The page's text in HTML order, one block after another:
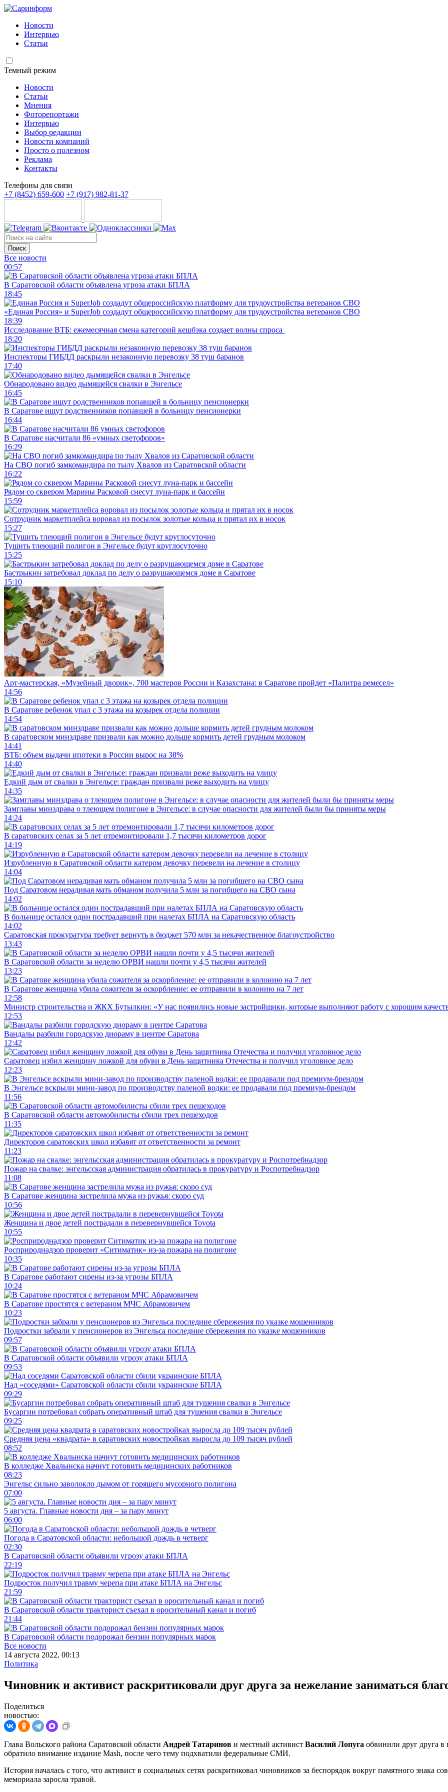
Новости
Интервью
Статьи
Темный режим
Новости
Статьи
Мнения
Фоторепортажи
Интервью
Выбор редакции
Новости компаний
Просто о полезном
Реклама
Контакты
Телефоны для связи
+7 (8452) 659-600 +7 (917) 982-81-37
Поиск
Все новости
00:57
В Саратовской области объявлена угроза атаки БПЛА
18:45
«Единая Россия» и SuperJob создадут общероссийскую платформу для трудоустройства ветеранов СВО
18:39
Исследование ВТБ: ежемесячная смена категорий кешбэка создает волны спроса
18:20
Инспекторы ГИБДД раскрыли незаконную перевозку 38 туш баранов
17:40
Обнародовано видео дымящейся свалки в Энгельсе
16:45
В Саратове ищут родственников попавшей в больницу пенсионерки
16:44
В Саратове насчитали 86 «умных светофоров»
16:29
На СВО погиб замкомандира по тылу Хвалов из Саратовской области
16:22
Рядом со сквером Марины Расковой снесут луна-парк и бассейн
15:59
Сотрудник маркетплейса воровал из посылок золотые кольца и прятал их в носок
15:27
Тушить тлеющий полигон в Энгельсе будут круглосуточно
15:25
Бастрыкин затребовал доклад по делу о разрушающемся доме в Саратове
15:10
Арт-мастерская, «Музейный дворик», 700 мастеров России и Казахстана: в Саратове пройдет «Палитра ремесел»
14:56
В Саратове ребенок упал с 3 этажа на козырек отдела полиции
14:54
В саратовском минздраве призвали как можно дольше кормить детей грудным молоком
14:41
ВТБ: объем выдачи ипотеки в России вырос на 38%
14:40
Едкий дым от свалки в Энгельсе: граждан призвали реже выходить на улицу
14:35
Замглавы минздрава о тлеющем полигоне в Энгельсе: в случае опасности для жителей были бы приняты меры
14:24
В саратовских селах за 5 лет отремонтировали 1,7 тысячи километров дорог
14:19
Изрубленную в Саратовской области катером девочку перевели на лечение в столицу
14:04
Под Саратовом нерадивая мать обманом получила 5 млн за погибшего на СВО сына
14:02
В больнице остался один пострадавший при налетах БПЛА на Саратовскую область
14:02
Саратовская прокуратура требует вернуть в бюджет 570 млн за некачественное благоустройство
13:43
В Саратовской области за неделю ОРВИ нашли почти у 4,5 тысячи жителей
13:23
В Саратове женщина убила сожителя за оскорбление: ее отправили в колонию на 7 лет
12:58
Министр строительства и ЖКХ Бутылкин: «У нас появились новые застройщики, которые выполняют работу с хорошим
12:53
Вандалы разбили городскую диораму в центре Саратова
12:42
Саратовец избил женщину ложкой для обуви в День защитника Отечества и получил уголовное дело
12:23
В Энгельсе вскрыли мини-завод по производству паленой водки: ее продавали под премиум-брендом
11:56
В Саратовской области автомобилисты сбили трех пешеходов
11:35
Директоров саратовских школ избавят от ответственности за ремонт
11:23
Пожар на свалке: энгельсская администрация обратилась в прокуратуру и Роспотребнадзор
11:08
В Саратове женщина застрелила мужа из ружья: скоро суд
10:56
Женщина и двое детей пострадали в перевернувшейся Toyota
10:55
Росприроднадзор проверит «Ситиматик» из-за пожара на полигоне
10:35
В Саратове работают сирены из-за угрозы БПЛА
10:24
В Саратове простятся с ветераном МЧС Абрамовичем
10:23
Подростки забрали у пенсионеров из Энгельса последние сбережения по указке мошенников
09:57
В Саратовской области объявили угрозу атаки БПЛА
09:53
Над «соседями» Саратовской области сбили украинские БПЛА
09:29
Бусаргин потребовал собрать оперативный штаб для тушения свалки в Энгельсе
09:25
Средняя цена «квадрата» в саратовских новостройках выросла до 109 тысяч рублей
08:52
В колледже Хвалынска начнут готовить медицинских работников
08:23
Энгельс сильно заволокло дымом от горящего мусорного полигона
07:00
5 августа. Главные новости дня – за пару минут
06:00
Погода в Саратовской области: небольшой дождь в четверг
02:30
В Саратовской области объявили угрозу атаки БПЛА
22:19
Подросток получил травму черепа при атаке БПЛА на Энгельс
21:59
В Саратовской области тракторист съехал в оросительный канал и погиб
21:44
В Саратовской области подорожал бензин популярных марок
Все новости
14 августа 2022, 00:13
Политика
Чиновник и активист раскритиковали друг друга за нежелание заниматься
Поделиться
новостью:
Глава Вольского района Саратовской области Андрей Татаринов и местный активист Василий Лопуга обвинили друг друга в
обратило внимание издание Mash, после чего тему подхватили федеральные СМИ.
История началась с того, что активист в социальных сетях раскритиковал чиновников за беспорядок вокруг памятного знака
мемориала заросла травой.